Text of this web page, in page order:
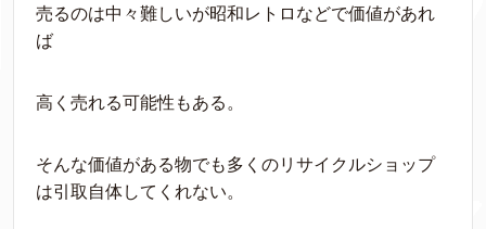
売るのは中々難しいが昭和レトロなどで価値があれ
ば
高く売れる可能性もある。
そんな価値がある物でも多くのリサイクルショップ
は引取自体してくれない。